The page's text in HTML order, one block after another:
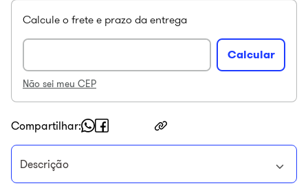
Não sei meu CEP
Compartilhar
Descrição